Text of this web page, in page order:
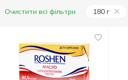
Очистити всі фільтри 180 г